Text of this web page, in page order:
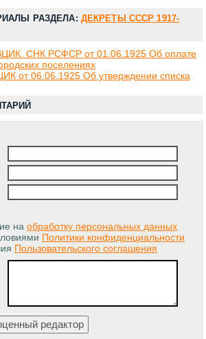
РАЗДЕЛА: ДЕКРЕТЫ СССР 1917-
СНК РСФСР от 01.06.1925 Об оплате
поселениях
от 06.06.1925 Об утверждении списка
на обработку персональных данных
Политики конфиденциальности
Пользовательского соглашения